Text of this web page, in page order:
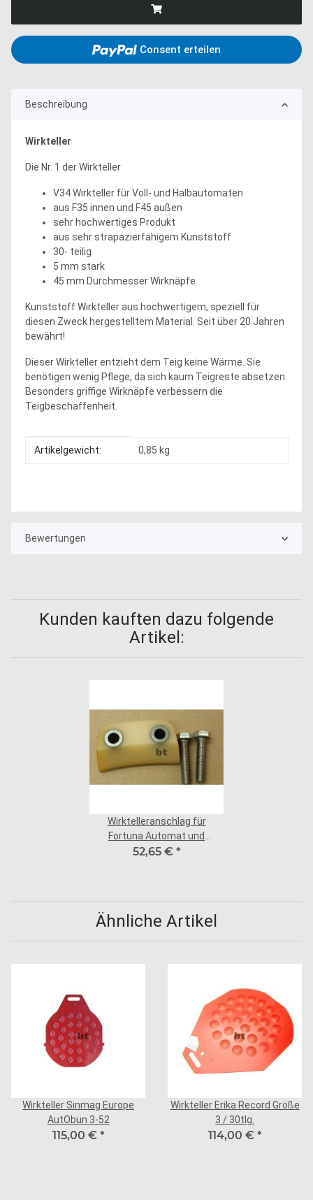
Consent erteilen
Beschreibung
Wirkteller
Die Nr. 1 der Wirkteller
V34 Wirkteller für Voll- und Halbautomaten
aus F35 innen und F45 außen
sehr hochwertiges Produkt
aus sehr strapazierfähigem Kunststoff
30- teilig
5 mm stark
45 mm Durchmesser Wirknäpfe
Kunststoff Wirkteller aus hochwertigem, speziell für
diesen Zweck hergestelltem Material. Seit über 20 Jahren
bewährt!
Dieser Wirkteller entzieht dem Teig keine Wärme. Sie
benötigen wenig Pflege, da sich kaum Teigreste absetzen.
Besonders griffige Wirknäpfe verbessern die
Teigbeschaffenheit.
Produkteigenschaft
Wert
Artikelgewicht: 0,85 kg
Bewertungen
Kunden kauften dazu folgende
Artikel:
Wirktelleranschlag für
Fortuna Automat und
Halbautomat
52,65 € *
Ähnliche Artikel
Wirkteller Sinmag Europe
AutObun 3-52
115,00 € *
Wirkteller Erika Record Größe
3 / 30tlg.
114,00 € *